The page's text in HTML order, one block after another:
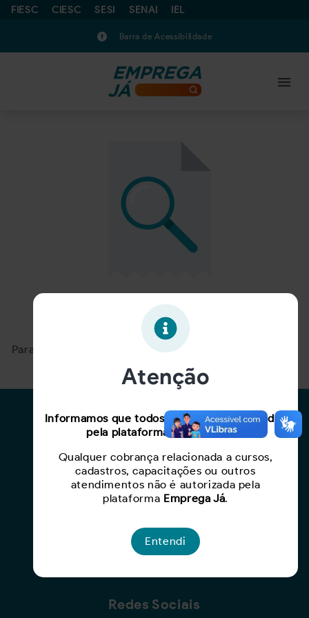
FIESC CIESC SESI SENAI IEL
Barra de Acessibilidade
Oportunidade expirada!
Para ver mais, acesse a páginaBuscar Oportunidades.
Para Candidatos
Cadastro de Currículo
Capacite-se
Criar Oportunidade
Redes Sociais
Atenção
Informamos que todos os serviços oferecidos
pela plataforma são gratuitos.
Qualquer cobrança relacionada a cursos,
cadastros, capacitações ou outros
atendimentos não é autorizada pela
plataforma Emprega Já.
Entendi